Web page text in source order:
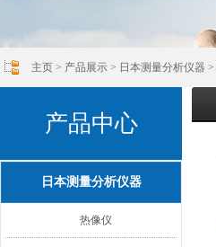
主页 > 产品展示 > 日本测量分析仪器 >
产品中心
日本测量分析仪器
热像仪